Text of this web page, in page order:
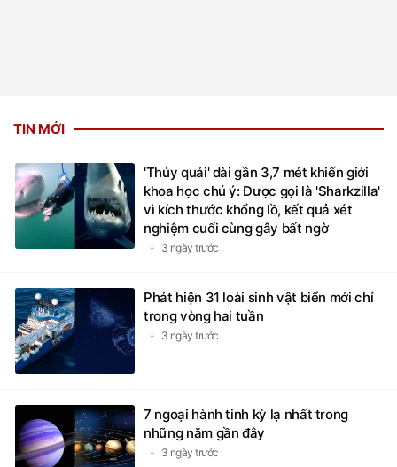
TIN MỚI
'Thủy quái' dài gần 3,7 mét khiến giới
khoa học chú ý: Được gọi là 'Sharkzilla'
vì kích thước khổng lồ, kết quả xét
nghiệm cuối cùng gây bất ngờ
3 ngày trước
Phát hiện 31 loài sinh vật biển mới chỉ
trong vòng hai tuần
3 ngày trước
7 ngoại hành tinh kỳ lạ nhất trong
những năm gần đây
3 ngày trước